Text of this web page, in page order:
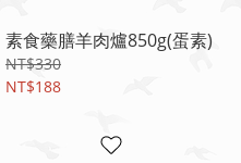
素食藥膳羊肉爐850g(蛋素)
NT$330
NT$188